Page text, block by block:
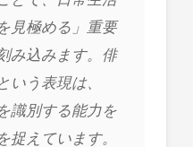
見極める」重要
み込みます。俳
いう表現は、
識別する能力を
捉えています。